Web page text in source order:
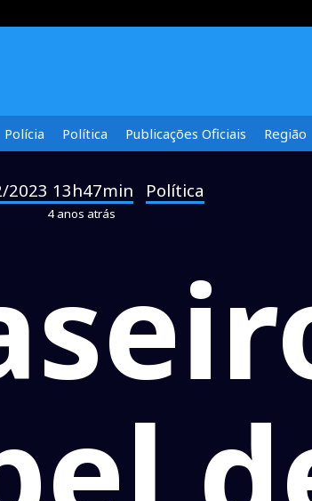
Polícia Política Publicações Oficiais Região
2023 13h47min Política
4 anos atrás